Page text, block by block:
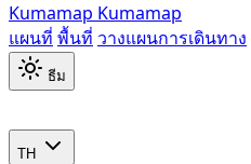
Kumamap Kumamap
แผนที่ พื้นที่ วางแผนการเดินทาง
ธีม
TH